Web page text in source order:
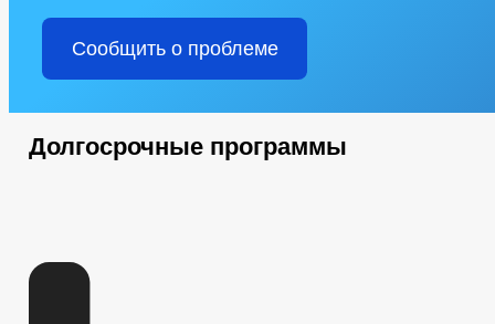
Сообщить о проблеме
Долгосрочные программы